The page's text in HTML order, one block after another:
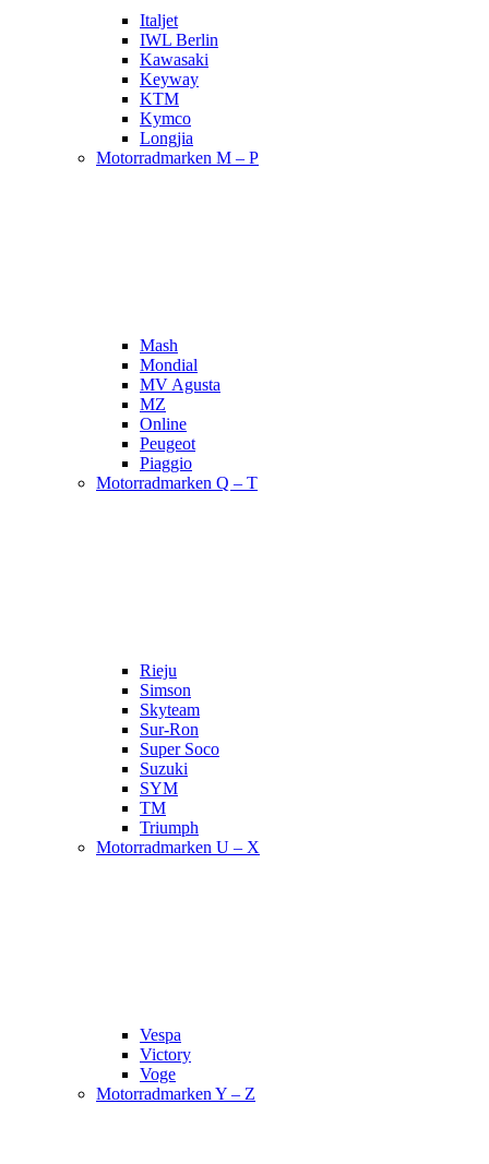
Italjet
IWL Berlin
Kawasaki
Keyway
KTM
Kymco
Longjia
Motorradmarken M – P
Mash
Mondial
MV Agusta
MZ
Online
Peugeot
Piaggio
Motorradmarken Q – T
Rieju
Simson
Skyteam
Sur-Ron
Super Soco
Suzuki
SYM
TM
Triumph
Motorradmarken U – X
Vespa
Victory
Voge
Motorradmarken Y – Z